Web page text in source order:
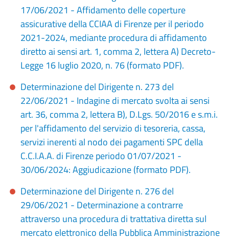
17/06/2021 - Affidamento delle coperture
assicurative della CCIAA di Firenze per il periodo
2021-2024, mediante procedura di affidamento
diretto ai sensi art. 1, comma 2, lettera A) Decreto-
Legge 16 luglio 2020, n. 76 (formato PDF).
Determinazione del Dirigente n. 273 del
22/06/2021 - Indagine di mercato svolta ai sensi
art. 36, comma 2, lettera B), D.Lgs. 50/2016 e s.m.i.
per l'affidamento del servizio di tesoreria, cassa,
servizi inerenti al nodo dei pagamenti SPC della
C.C.I.A.A. di Firenze periodo 01/07/2021 -
30/06/2024: Aggiudicazione (formato PDF).
Determinazione del Dirigente n. 276 del
29/06/2021 - Determinazione a contrarre
attraverso una procedura di trattativa diretta sul
mercato elettronico della Pubblica Amministrazione